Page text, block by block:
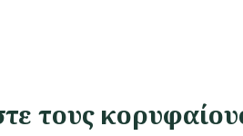
τους